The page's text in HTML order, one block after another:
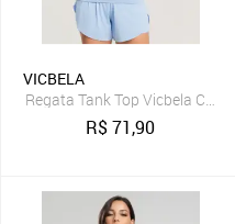
Fitness Alça Fina Academia
VICBELA
Regata Tank Top Vicbela
R$71,90